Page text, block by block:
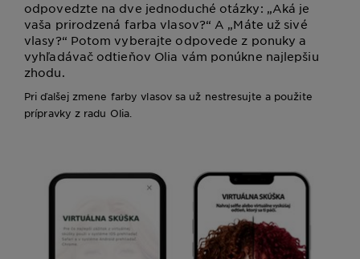
odpovedzte na dve jednoduché otázky: „Aká je
vaša prirodzená farba vlasov?“ A „Máte už sivé
vlasy?“ Potom vyberajte odpovede z ponuky a
vyhľadávač odtieňov Olia vám ponúkne najlepšiu
zhodu.
Pri ďalšej zmene farby vlasov sa už nestresujte a použite
prípravky z radu Olia.